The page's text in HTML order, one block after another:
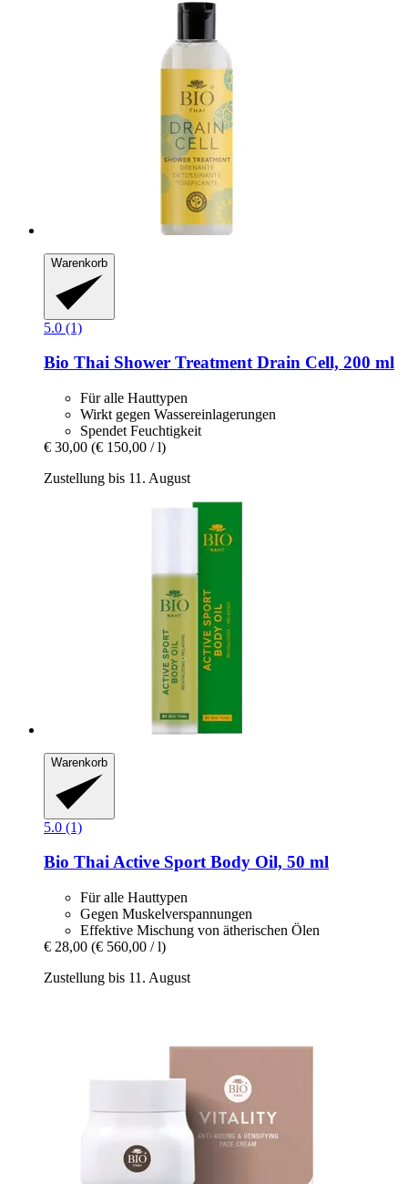
Warenkorb
5.0 (1)
Bio Thai Shower Treatment Drain Cell, 200 ml
Für alle Hauttypen
Wirkt gegen Wassereinlagerungen
Spendet Feuchtigkeit
€ 30,00 (€ 150,00 / l)
Zustellung bis 11. August
Warenkorb
5.0 (1)
Bio ThaiActive Sport Body Oil, 50 ml
Für alle Hauttypen
Gegen Muskelverspannungen
Effektive Mischung von ätherischen Ölen
€ 28,00 (€ 560,00 / l)
Zustellung bis 11. August